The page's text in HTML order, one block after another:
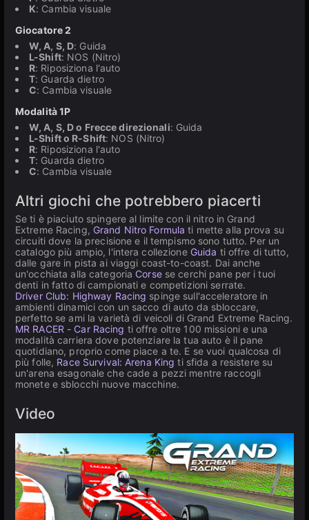
K: Cambia visuale
Giocatore 2
W, A, S, D: Guida
L-Shift: NOS (Nitro)
R: Riposiziona l'auto
T: Guarda dietro
C: Cambia visuale
Modalità 1P
W, A, S, D o Frecce direzionali: Guida
L-Shift o R-Shift: NOS (Nitro)
R: Riposiziona l'auto
T: Guarda dietro
C: Cambia visuale
Altri giochi che potrebbero piacerti
Se ti è piaciuto spingere al limite con il nitro in Grand
Extreme Racing, Grand Nitro Formula ti mette alla prova su
circuiti dove la precisione e il tempismo sono tutto. Per un
catalogo più ampio, l'intera collezione Guida ti offre di tutto,
dalle gare in pista ai viaggi coast-to-coast. Dai anche
un'occhiata alla categoria Corsese cerchi pane per i tuoi
denti in fatto di campionati e competizioni serrate.
Driver Club: Highway Racing spinge sull'acceleratore in
ambienti dinamici con un sacco di auto da sbloccare,
perfetto se ami la varietà di veicoli di Grand Extreme Racing.
MR RACER - Car Racing ti offre oltre 100 missioni e una
modalità carriera dove potenziare la tua auto è il pane
quotidiano, proprio come piace a te. E se vuoi qualcosa di
più folle, Race Survival: Arena King ti sfida a resistere su
un'arena esagonale che cade a pezzi mentre raccogli
monete e sblocchi nuove macchine.
Video